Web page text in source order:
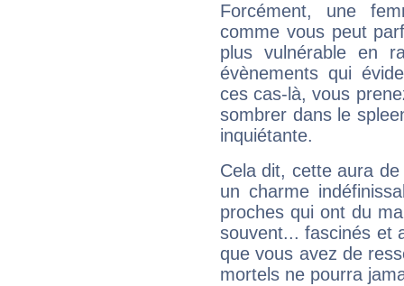
Forcément, une
comme vous peut
plus vulnérable en
évènements qui
ces cas-là, vous
sombrer dans le
inquiétante.
Cela dit, cette aura
un charme
proches qui ont du
souvent... fascinés et
que vous avez de
mortels ne pourra